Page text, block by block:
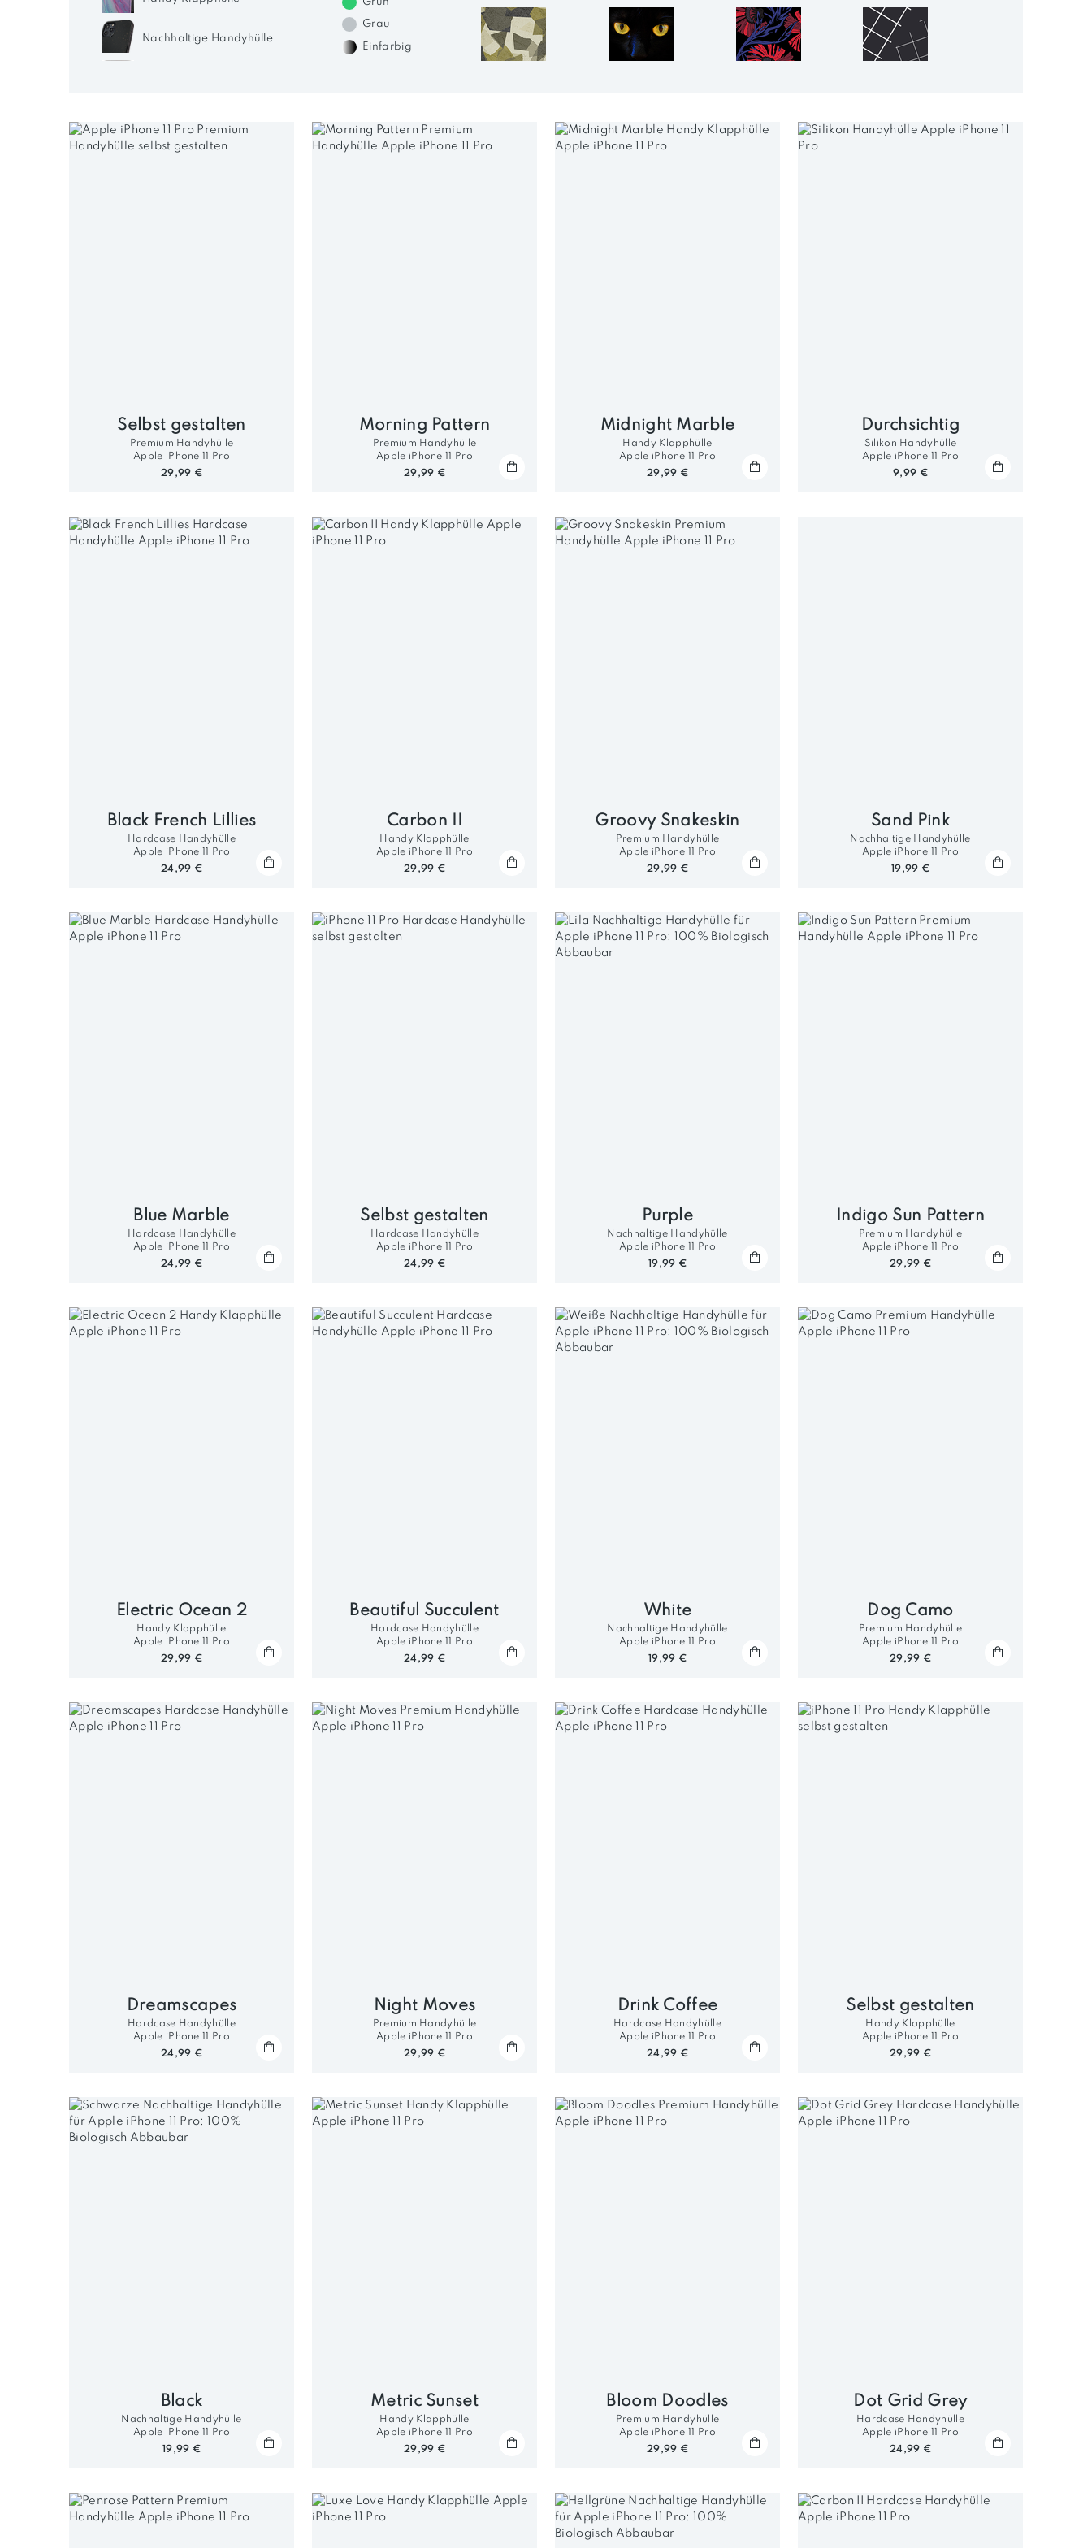
Nachhaltige Handyhülle
Grau
Einfarbig
Rot
Selbst gestalten
Premium Handyhülle
Apple iPhone 11 Pro
29,99 €
Morning Pattern
Premium Handyhülle
Apple iPhone 11 Pro
29,99 €
Midnight Marble
Handy Klapphülle
Apple iPhone 11 Pro
29,99 €
Durchsichtig
Silikon Handyhülle
Apple iPhone 11 Pro
9,99 €
Black French Lillies
Hardcase Handyhülle
Apple iPhone 11 Pro
24,99 €
Carbon II
Handy Klapphülle
Apple iPhone 11 Pro
29,99 €
Groovy Snakeskin
Premium Handyhülle
Apple iPhone 11 Pro
29,99 €
Sand Pink
Nachhaltige Handyhülle
Apple iPhone 11 Pro
19,99 €
Blue Marble
Hardcase Handyhülle
Apple iPhone 11 Pro
24,99 €
Selbst gestalten
Hardcase Handyhülle
Apple iPhone 11 Pro
24,99 €
Purple
Nachhaltige Handyhülle
Apple iPhone 11 Pro
19,99 €
Indigo Sun Pattern
Premium Handyhülle
Apple iPhone 11 Pro
29,99 €
Electric Ocean 2
Handy Klapphülle
Apple iPhone 11 Pro
29,99 €
Beautiful Succulent
Hardcase Handyhülle
Apple iPhone 11 Pro
24,99 €
White
Nachhaltige Handyhülle
Apple iPhone 11 Pro
19,99 €
Dog Camo
Premium Handyhülle
Apple iPhone 11 Pro
29,99 €
Dreamscapes
Hardcase Handyhülle
Apple iPhone 11 Pro
24,99 €
Night Moves
Premium Handyhülle
Apple iPhone 11 Pro
29,99 €
Drink Coffee
Hardcase Handyhülle
Apple iPhone 11 Pro
24,99 €
Selbst gestalten
Handy Klapphülle
Apple iPhone 11 Pro
29,99 €
Black
Nachhaltige Handyhülle
Apple iPhone 11 Pro
19,99 €
Metric Sunset
Handy Klapphülle
Apple iPhone 11 Pro
29,99 €
Bloom Doodles
Premium Handyhülle
Apple iPhone 11 Pro
29,99 €
Dot Grid Grey
Hardcase Handyhülle
Apple iPhone 11 Pro
24,99 €